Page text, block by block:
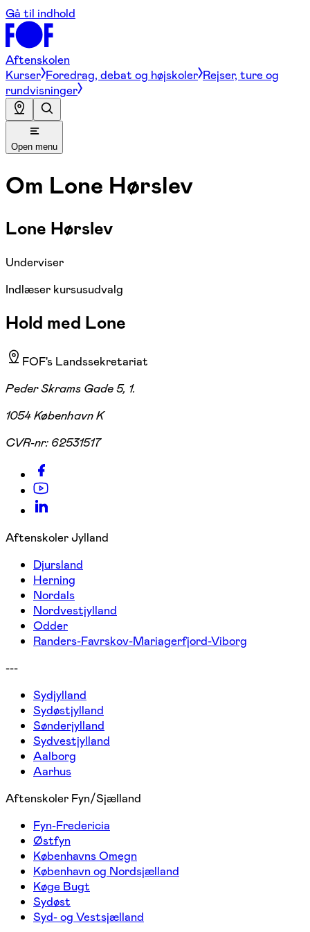
Gå til indhold
Aftenskolen
Kurser Foredrag, debat og højskoler Rejser, ture og
rundvisninger
Open menu
Om Lone Hørslev
Lone Hørslev
Underviser
Indlæser kursusudvalg
Hold med Lone
FOF's Landssekretariat
Peder Skrams Gade 5, 1.
1054 København K
CVR-nr: 62531517
Aftenskoler Jylland
Djursland
Herning
Nordals
Nordvestjylland
Odder
Randers-Favrskov-Mariagerfjord-Viborg
---
Sydjylland
Sydøstjylland
Sønderjylland
Sydvestjylland
Aalborg
Aarhus
Aftenskoler Fyn/Sjælland
Fyn-Fredericia
Østfyn
Københavns Omegn
København og Nordsjælland
Køge Bugt
Sydøst
Syd- og Vestsjælland